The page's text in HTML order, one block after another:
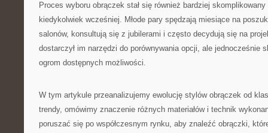
Proces wyboru obrączek stał się również bardziej
kiedykolwiek wcześniej. Młode pary spędzają miesiące na
salonów, konsultują się z jubilerami i często decydują się na
dostarczył im narzędzi do porównywania opcji, ale jednocześnie
ogrom dostępnych możliwości.
W tym artykule przeanalizujemy ewolucję stylów obrączek od
trendy, omówimy znaczenie różnych materiałów i technik
poruszać się po współczesnym rynku, aby znaleźć obrączki,